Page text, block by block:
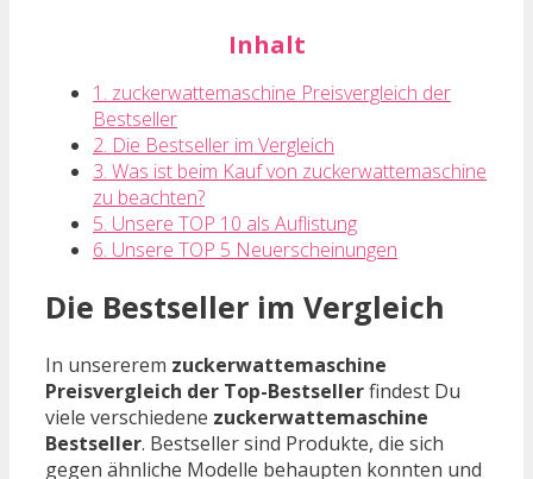
Inhalt
1. zuckerwattemaschine Preisvergleich der
Bestseller
2. Die Bestseller im Vergleich
3. Was ist beim Kauf von zuckerwattemaschine
zu beachten?
5. Unsere TOP 10 als Auflistung
6. Unsere TOP 5 Neuerscheinungen
Die Bestseller im Vergleich
In unsererem zuckerwattemaschine
Preisvergleich der Top-Bestsellerfindest Du
viele verschiedene zuckerwattemaschine
Bestseller. Bestseller sind Produkte, die sich
gegen ähnliche Modelle behaupten konnten und